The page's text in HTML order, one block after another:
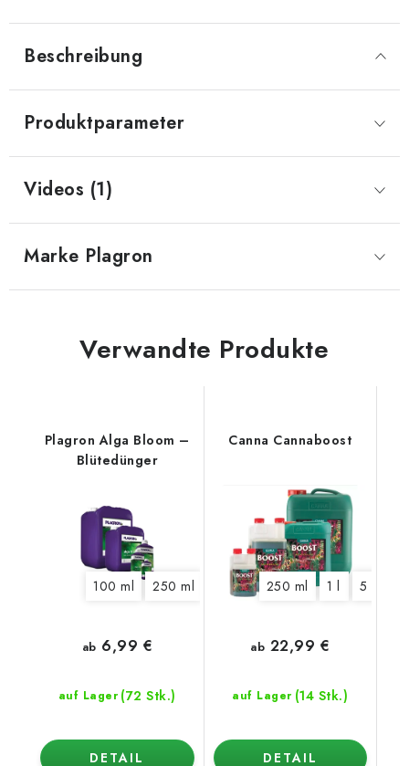
Beschreibung
Produktparameter
Videos (1)
Marke Plagron
Verwandte Produkte
Plagron Alga Bloom –
Blütedünger
100 ml 250 ml 500 ml 1 l 5 l 10 l
auf Lager (72 Stk.)
ab 6,99 €
DETAIL
Canna Cannaboost
250 ml 1 l 5 l
auf Lager (14 Stk.)
ab 22,99 €
DETAIL